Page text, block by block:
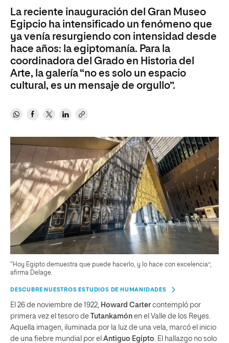
La reciente inauguración del Gran Museo
Egipcio ha intensificado un fenómeno que
ya venía resurgiendo con intensidad desde
hace años: la egiptomanía. Para la
coordinadora del Grado en Historia del
Arte, la galería “no es solo un espacio
cultural, es un mensaje de orgullo”.
“Hoy Egipto demuestra que puede hacerlo, y lo hace con excelencia”,
afirma Delage.
DESCUBRE NUESTROS ESTUDIOS DE HUMANIDADES
El 26 de noviembre de 1922, Howard Carter contempló por
primera vez el tesoro de Tutankamón en el Valle de los Reyes.
Aquella imagen, iluminada por la luz de una vela, marcó el inicio
de una fiebre mundial por el Antiguo Egipto . El hallazgo no solo